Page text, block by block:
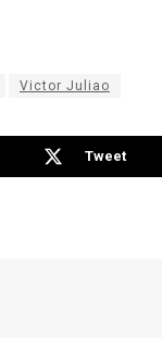
Victor Juliao
Tweet